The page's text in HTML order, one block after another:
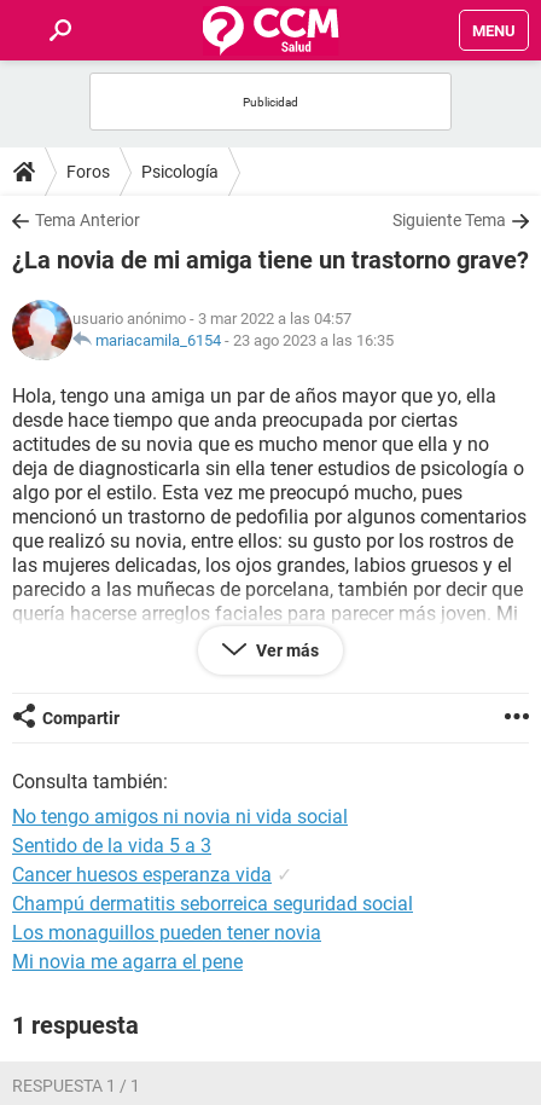
MENU
FOROS
SALUD
FAMILIA
NUTRICIÓN
BIENESTAR
SEXUALIDAD
GLOSARIO
Foros Psicología
Tema Anterior Siguiente Tema
¿La novia de mi amiga tiene un trastorno grave?
usuario anónimo - 3 mar 2022 a las 04:57
mariacamila_6154 - 23 ago 2023 a las 16:35
Hola, tengo una amiga un par de años mayor que yo, ella
desde hace tiempo que anda preocupada por ciertas
actitudes de su novia que es mucho menor que ella y no
deja de diagnosticarla sin ella tener estudios de psicología o
algo por el estilo. Esta vez me preocupó mucho, pues
mencionó un trastorno de pedofilia por algunos comentarios
que realizó su novia, entre ellos: su gusto por los rostros de
las mujeres delicadas, los ojos grandes, labios gruesos y el
parecido a las muñecas de porcelana, también por decir que
quería hacerse arreglos faciales para parecer más joven. Mi
amiga no deja de repetir que tiene problemas de ese tipo de
trastorno y no sabe qué hacer, ¿debería buscar ayuda para
Ver más
Compartir
Consulta también:
No tengo amigos ni novia ni vida social
Sentido de la vida 5 a 3
Cancer huesos esperanza vida ✓
Champú dermatitis seborreica seguridad social
Los monaguillos pueden tener novia
Mi novia me agarra el pene
1 respuesta
RESPUESTA 1 / 1